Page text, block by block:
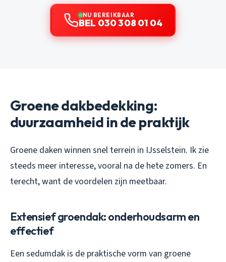
NU BEREIKBAAR
BEL 030 308 01 04
Groene dakbedekking:
duurzaamheid in de praktijk
Groene daken winnen snel terrein in IJsselstein. Ik zie
steeds meer interesse, vooral na de hete zomers. En
terecht, want de voordelen zijn meetbaar.
Extensief groendak: onderhoudsarm en
effectief
Een sedumdak is de praktische vorm van groene